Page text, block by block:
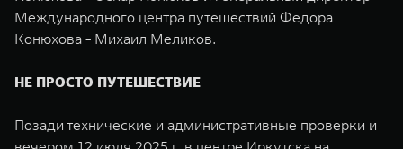
Масштаб возможностей
от 6 449 000 ₽
Масштаб
Международного центра путешествий Федора
Конюхова - Михаил Меликов.
НЕ ПРОСТО ПУТЕШЕСТВИЕ
Позади технические и административные проверки и